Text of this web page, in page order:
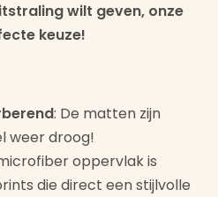
wilt geven, onze
keuze!
: De matten zijn
weer droog!
oppervlak is
die direct een stijlvolle